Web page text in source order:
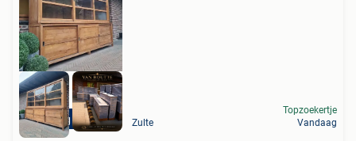
Levering mogelijk Zulte
Topzoekertje
Vandaag